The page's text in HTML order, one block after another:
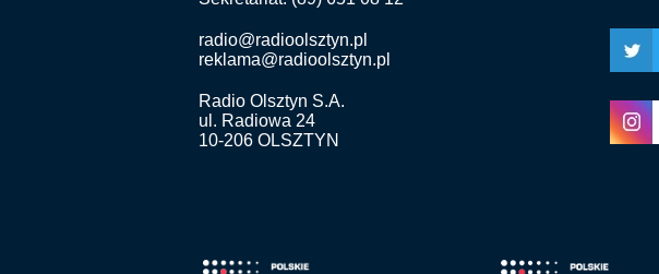
radio@radioolsztyn.pl
reklama@radioolsztyn.pl
Radio Olsztyn S.A.
ul. Radiowa 24
10-206 OLSZTYN